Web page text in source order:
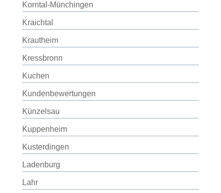
Korntal-Münchingen
Kraichtal
Krautheim
Kressbronn
Kuchen
Kundenbewertungen
Künzelsau
Kuppenheim
Kusterdingen
Ladenburg
Lahr